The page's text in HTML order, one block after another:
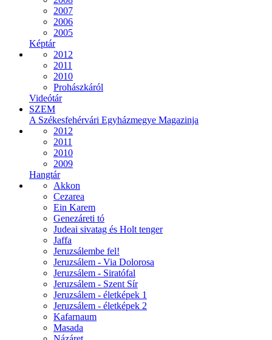
2007
2006
2005
Képtár
2012
2011
2010
Prohászkáról
Videótár
SZEM
A Székesfehérvári Egyházmegye Magazinja
2012
2011
2010
2009
Hangtár
Akkon
Cezarea
Ein Karem
Genezáreti tó
Judeai sivatag és Holt tenger
Jaffa
Jeruzsálembe fel!
Jeruzsálem - Via Dolorosa
Jeruzsálem - Siratófal
Jeruzsálem - Szent Sír
Jeruzsálem - életképek 1
Jeruzsálem - életképek 2
Kafarnaum
Masada